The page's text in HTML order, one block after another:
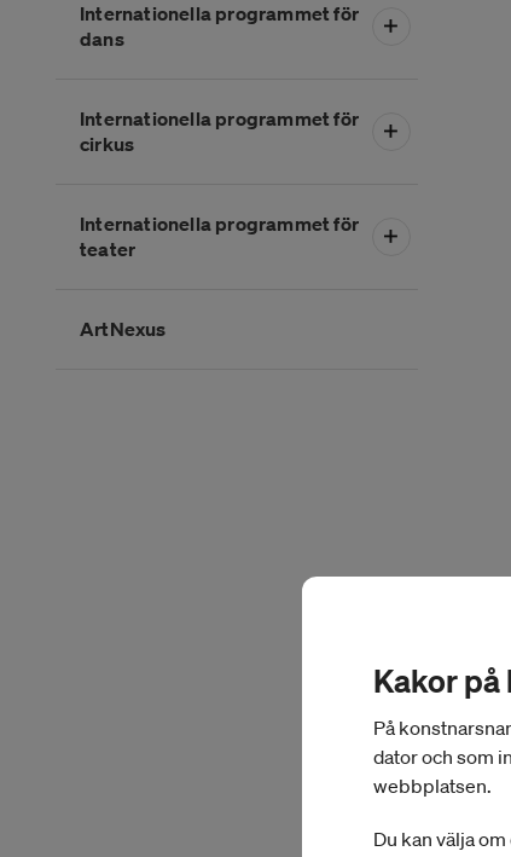
Internationella programmet för
dans
Internationella programmet för
cirkus
Internationella programmet för
teater
ArtNexus
Kakor
På
dator och som
webbplatsen.
Du kan välja